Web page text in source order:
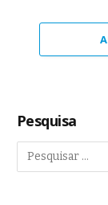
Pesquisa